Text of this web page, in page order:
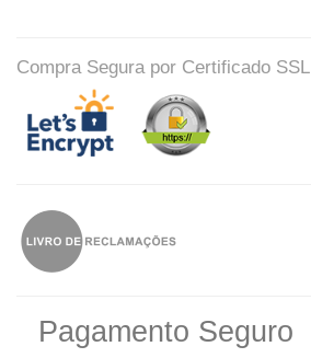
Compra Segura por Certificado SSL
Pagamento Seguro